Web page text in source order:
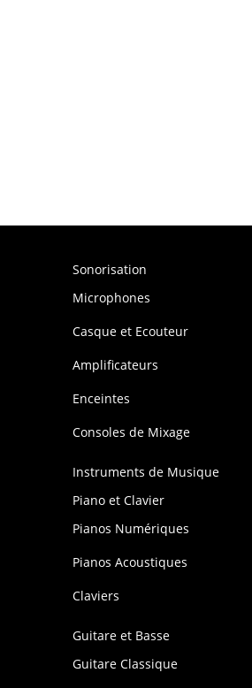
Sonorisation
Microphones
Casque et Ecouteur
Amplificateurs
Enceintes
Consoles de Mixage
Instruments de Musique
Piano et Clavier
Pianos Numériques
Pianos Acoustiques
Claviers
Guitare et Basse
Guitare Classique